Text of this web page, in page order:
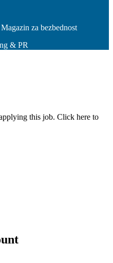
za bezbednost
& PR
this job. Click here to